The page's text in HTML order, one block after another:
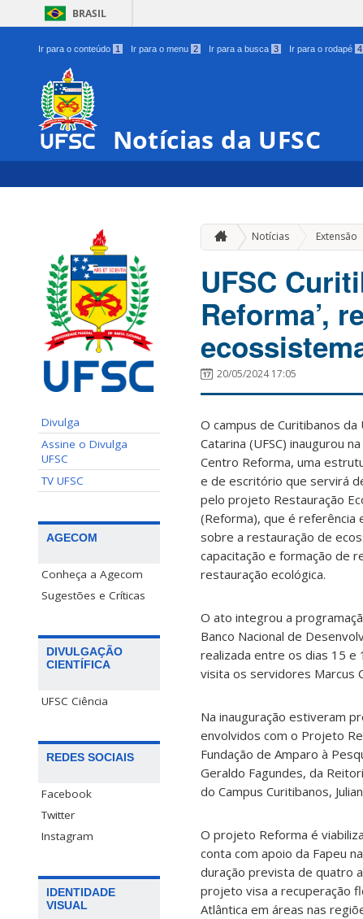
BRASIL
Ir para o conteúdo 1 Ir para o menu 2 Ir para a busca 3 Ir para o rodapé 4
Notícias da UFSC
Divulga
Assine o Divulga
UFSC
TV UFSC
AGECOM
Conheça a Agecom
Sugestões e Críticas
DIVULGAÇÃO
CIENTÍFICA
UFSC Ciência
REDES SOCIAIS
Facebook
Twitter
Instagram
IDENTIDADE
VISUAL
Notícias Extensão
UFSC
Reforma’,
20/05/2024 17:05
O campus de Curitibanos
Catarina (UFSC) inaugurou
Centro Reforma, uma
e de escritório que servirá
pelo projeto Restauração
(Reforma), que é referência
sobre a restauração de
capacitação e formação de
restauração ecológica.
O ato integrou a
Banco Nacional de
realizada entre os dias 15 e
visita os servidores Marcus
Na inauguração estiveram
envolvidos com o Projeto
Fundação de Amparo à
Geraldo Fagundes, da
do Campus Curitibanos,
O projeto Reforma é
conta com apoio da Fapeu
duração prevista de quatro
projeto visa a recuperação
Atlântica em áreas nas